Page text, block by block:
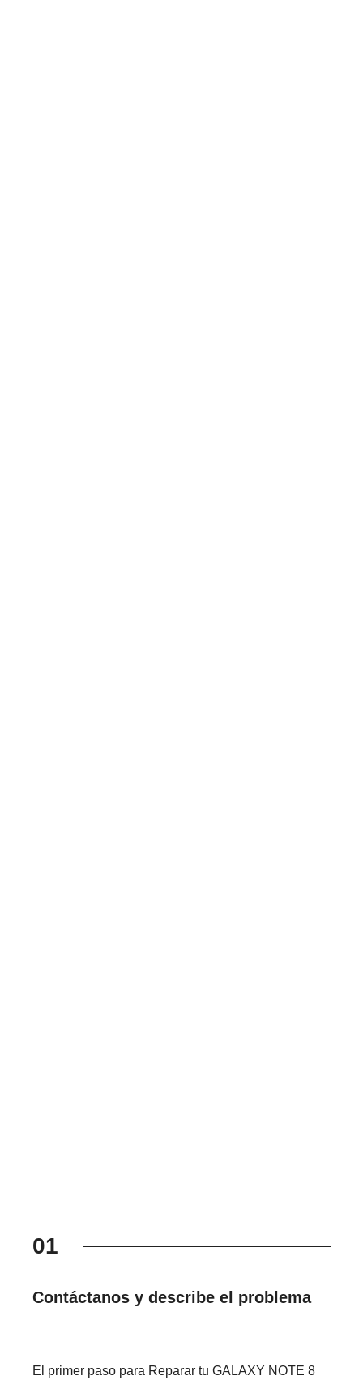
01
Contáctanos y describe el problema
El primer paso para Reparar tu GALAXY NOTE 8